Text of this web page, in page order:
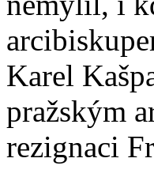
Karel
pražským
rezignaci